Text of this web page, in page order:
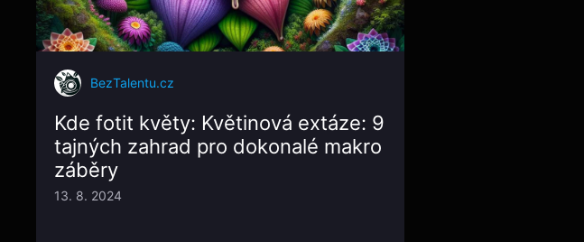
BezTalentu.cz
Kde fotit květy: Květinová extáze: 9
tajných zahrad pro dokonalé makro
záběry
13. 8. 2024